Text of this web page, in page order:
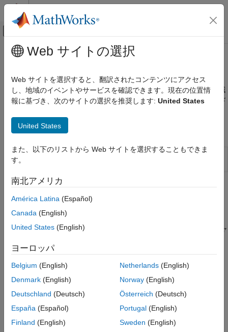
コンテンツへスキップ
オフキャンバス ナビゲーション メ
ドキュメンテーションのホーム
Embedded Coder
展開、統合、サポートされているハードウェア
ウェア
ARM Cortex-A プロセッサ
カテゴリ
設定と構成
モデル化
パフォーマンス
ARM Cortex-A プロセッサ用の Ne10 サポー
デバイス ドライバー ブロック
ターゲットの開発
メインコンテンツ
パフォーマンス
シミュレーションの速度の改善、精度の向上、データ損失の削減
ARM ®Cortex®-A プロセッサ用に生成されたアルゴリズム コード
モデル設定
[ハードウェア実行] ペイン: ARM Cortex-A9 ハードウェア ボ
トピック
ット間の通信
開発用コンピューターとターゲット ハードウェアの間の通信チャ
XCP 通信チャネルを使用するエクスターナル モード シミュレー
ションを実行する。
TCP/IP またはシリアル通信チャネルを使用するエクスターナル
モード シミュレーションを実行します。
Web サイトの選択
Web サイトを選択すると、翻訳されたコンテンツにアクセス
し、地域のイベントやサービスを確認できます。現在の位置情
報に基づき、次のサイトの選択を推奨します: United States
United States
また、以下のリストから Web サイトを選択することもできま
す。
南北アメリカ
América Latina (Español)
Canada (English)
United States (English)
ヨーロッパ
Belgium (English)
Denmark (English)
Deutschland (Deutsch)
España (Español)
Finland (English)
Netherlands(English)
Norway(English)
Österreich (Deutsch)
Portugal(English)
Sweden (English)